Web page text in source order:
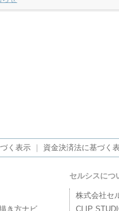
く表示 資金決済法に基づく
き方ナビ
セルシスにつ
株式会社セ
CLIP